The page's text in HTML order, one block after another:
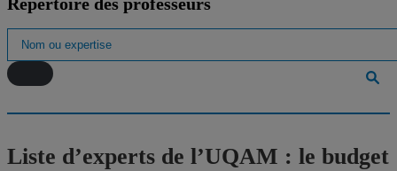
Liste d’experts de l’UQAM : le budget